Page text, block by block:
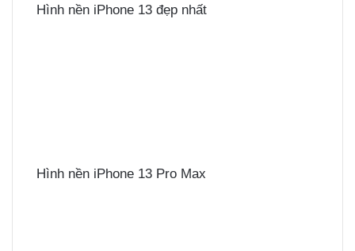
Hình nền iPhone 13 đẹp nhất
Hình nền iPhone 13 Pro Max